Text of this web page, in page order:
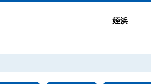
姪浜